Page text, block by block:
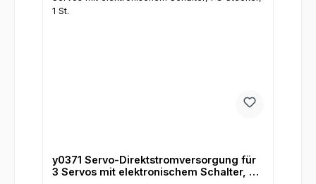
y0371 Servo-Direktstromversorgung für
3 Servos mit elektronischem Schalter, FG